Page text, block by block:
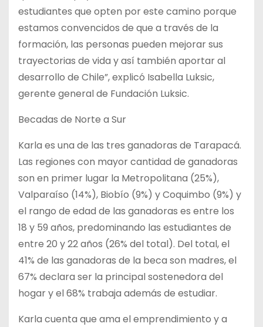
estudiantes que opten por este camino porque
estamos convencidos de que a través de la
formación, las personas pueden mejorar sus
trayectorias de vida y así también aportar al
desarrollo de Chile”, explicó Isabella Luksic,
gerente general de Fundación Luksic.
Becadas de Norte a Sur
Karla es una de las tres ganadoras de Tarapacá.
Las regiones con mayor cantidad de ganadoras
son en primer lugar la Metropolitana (25%),
Valparaíso (14%), Biobío (9%) y Coquimbo (9%) y
el rango de edad de las ganadoras es entre los
18 y 59 años, predominando las estudiantes de
entre 20 y 22 años (26% del total). Del total, el
41% de las ganadoras de la beca son madres, el
67% declara ser la principal sostenedora del
hogar y el 68% trabaja además de estudiar.
Karla cuenta que ama el emprendimiento y a